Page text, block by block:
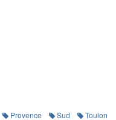
Provence Sud
Toulon